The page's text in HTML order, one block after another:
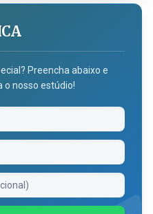
Preencha abaixo e
o nosso estúdio!